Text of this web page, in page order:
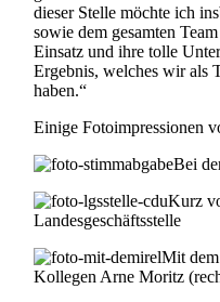
dieser Stelle möchte ich
sowie dem gesamten
Einsatz und ihre tolle
Ergebnis, welches wir als
haben.“
Einige Fotoimpressionen
Bei
Kurz
Landesgeschäftsstelle
Mit
Kollegen Arne Moritz